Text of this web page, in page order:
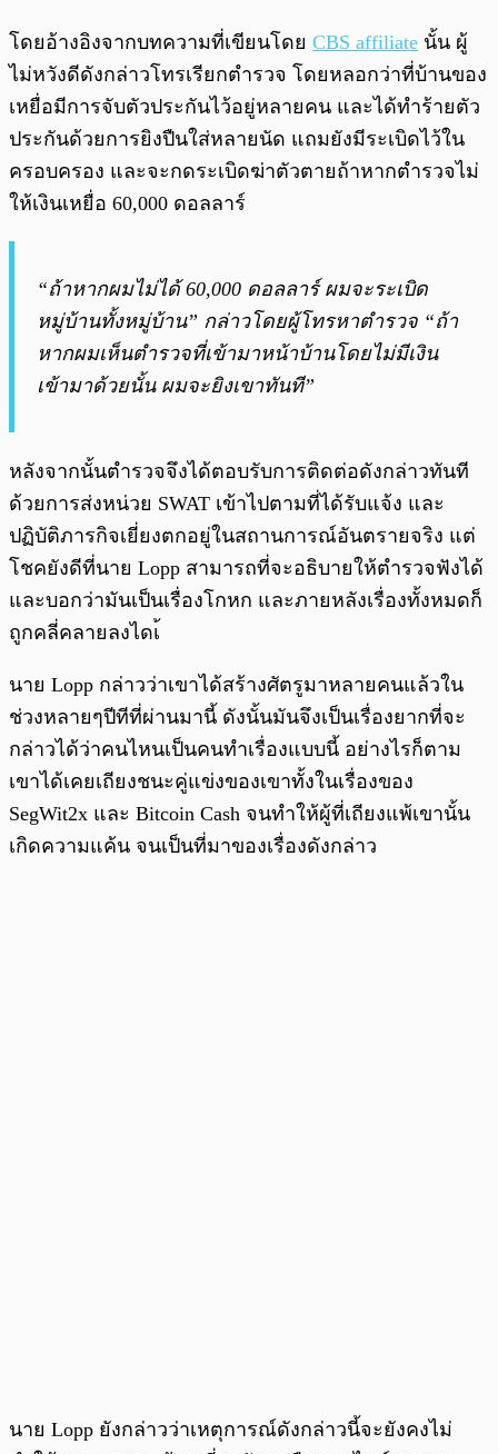
โดยอ้างอิงจากบทความที่เขียนโดย CBS affiliate นั้น ผู้
ไม่หวังดีดังกล่าวโทรเรียกตำรวจ โดยหลอกว่าที่บ้านของ
เหยื่อมีการจับตัวประกันไว้อยู่หลายคน และได้ทำร้ายตัว
ประกันด้วยการยิงปืนใส่หลายนัด แถมยังมีระเบิดไว้ใน
ครอบครอง และจะกดระเบิดฆ่าตัวตายถ้าหากตำรวจไม่
ให้เงินเหยื่อ 60,000 ดอลลาร์
“ถ้าหากผมไม่ได้ 60,000 ดอลลาร์ ผมจะระเบิด
หมู่บ้านทั้งหมู่บ้าน” กล่าวโดยผู้โทรหาตำรวจ “ถ้า
หากผมเห็นตำรวจที่เข้ามาหน้าบ้านโดยไม่มีเงิน
เข้ามาด้วยนั้น ผมจะยิงเขาทันที”
หลังจากนั้นตำรวจจึงได้ตอบรับการติดต่อดังกล่าวทันที
ด้วยการส่งหน่วย SWAT เข้าไปตามที่ได้รับแจ้ง และ
ปฏิบัติภารกิจเยี่ยงตกอยู่ในสถานการณ์อันตรายจริง แต่
โชคยังดีที่นาย Lopp สามารถที่จะอธิบายให้ตำรวจฟังได้
และบอกว่ามันเป็นเรื่องโกหก และภายหลังเรื่องทั้งหมดก็
ถูกคลี่คลายลงไดเ้
นาย Lopp กล่าวว่าเขาได้สร้างศัตรูมาหลายคนแล้วใน
ช่วงหลายๆปีทีที่ผ่านมานี้ ดังนั้นมันจึงเป็นเรื่องยากที่จะ
กล่าวได้ว่าคนไหนเป็นคนทำเรื่องแบบนี้ อย่างไรก็ตาม
เขาได้เคยเถียงชนะคู่แข่งของเขาทั้งในเรื่องของ
SegWit2x และ Bitcoin Cash จนทำให้ผู้ที่เถียงแพ้เขานั้น
เกิดความแค้น จนเป็นที่มาของเรื่องดังกล่าว
นาย Lopp ยังกล่าวว่าเหตุการณ์ดังกล่าวนี้จะยังคงไม่